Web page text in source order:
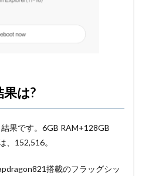
は?
果です。6GB RAM+128GB
、152,516。
搭載のフラッグシッ